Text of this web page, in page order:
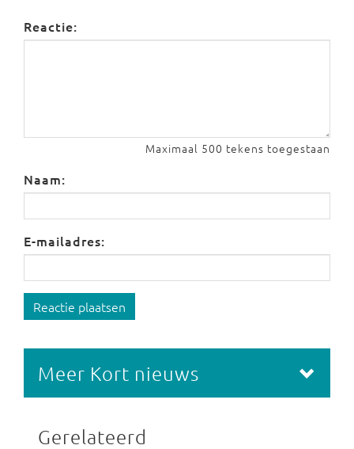
Reactie:
Maximaal 500 tekens toegestaan
Naam:
E-mailadres:
Reactie plaatsen
Meer Kort nieuws
Gerelateerd